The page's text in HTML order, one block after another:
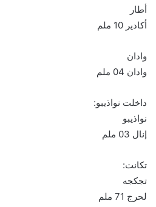
أطار
أكادير 10 ملم
وادان
وادان 04 ملم
داخلت نواذيبو:
نواذيبو
إنال 03 ملم
تكانت:
تجكجه
لحرج 71 ملم